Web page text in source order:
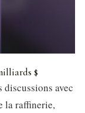
$
discussions avec
la raffinerie,